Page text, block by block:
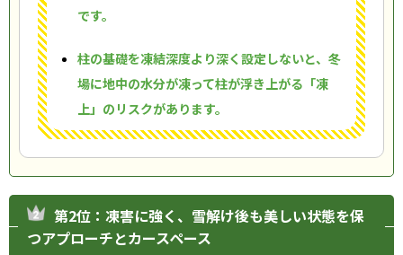
です。
柱の基礎を凍結深度より深く設定しないと、冬
場に地中の水分が凍って柱が浮き上がる「凍
上」のリスクがあります。
第2位：凍害に強く、雪解け後も美しい状態を保
つアプローチとカースペース